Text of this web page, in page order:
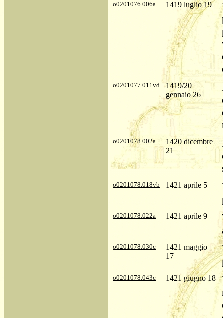
o0201076.006a 1419 luglio 19
o0201077.011vd
1419/20
gennaio 26
o0201078.002a
1420 dicembre
21
o0201078.018vb 1421 aprile 5
o0201078.022a 1421 aprile 9
o0201078.030c
1421 maggio
17
o0201078.043c 1421 giugno 18